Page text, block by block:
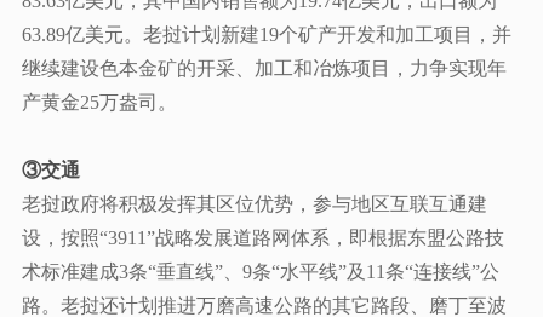
63.89亿美元。老挝计划新建19个矿产开发和加工项目，并
继续建设色本金矿的开采、加工和冶炼项目，力争实现年
产黄金25万盎司。
③交通
老挝政府将积极发挥其区位优势，参与地区互联互通建
设，按照“3911”战略发展道路网体系，即根据东盟公路技
术标准建成3条“垂直线”、9条“水平线”及11条“连接线”公
路。老挝还计划推进万磨高速公路的其它路段、磨丁至波